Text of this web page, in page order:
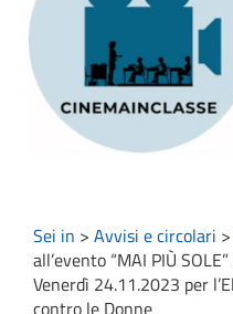
Sei in > Avvisi e circolari >
all’evento “MAI PIÙ
Venerdì 24.11.2023 per